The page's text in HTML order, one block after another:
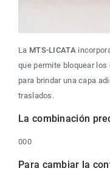
La MTS-LICATA
que permite bloquear
para brindar una capa
traslados.
La combinación
000
Para cambiar la